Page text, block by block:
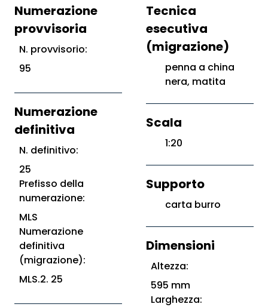
Numerazione
provvisoria
N. provvisorio:
95
Numerazione
definitiva
N. definitivo:
25
Prefisso della
numerazione:
MLS
Numerazione
definitiva
(migrazione):
MLS.2. 25
Tecnica
esecutiva
(migrazione)
penna a china
nera, matita
Scala
1:20
Supporto
carta burro
Dimensioni
Altezza:
595 mm
Larghezza: